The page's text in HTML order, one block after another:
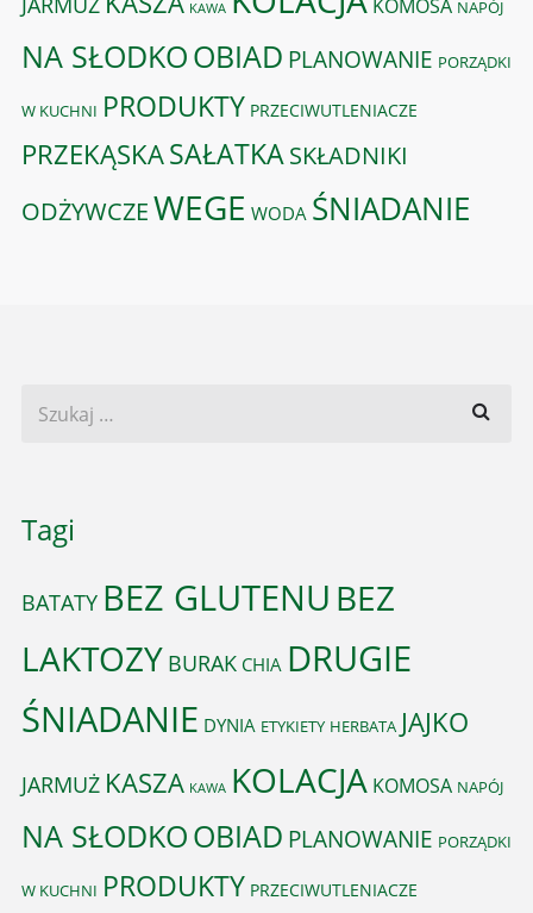
KAWA KOMOSA NAPÓJ
NA SŁODKOOBIAD PLANOWANIE PORZĄDKI
W KUCHNI PRODUKTY PRZECIWUTLENIACZE
PRZEKĄSKASAŁATKASKŁADNIKI
ODŻYWCZEWEGE WODA ŚNIADANIE
Tagi
BATATY BEZ GLUTENU BEZ
LAKTOZY BURAK CHIA DRUGIE
ŚNIADANIE DYNIA ETYKIETY HERBATA JAJKO
JARMUŻ KASZA KAWA KOLACJA KOMOSA NAPÓJ
NA SŁODKOOBIAD PLANOWANIE PORZĄDKI
W KUCHNI PRODUKTY PRZECIWUTLENIACZE